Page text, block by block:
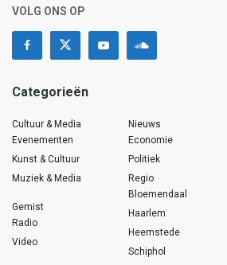
VOLG ONS OP
Categorieën
Cultuur & Media
Evenementen
Kunst & Cultuur
Muziek & Media
Gemist
Radio
Video
Nieuws
Economie
Politiek
Regio
Bloemendaal
Haarlem
Heemstede
Schiphol